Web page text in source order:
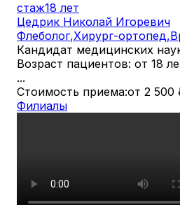
стаж18 лет
Цедрик Николай Игоревич
Флеболог,Хирург-ортопед,
Кандидат медицинских
Возраст пациентов: от 18
...
Стоимость приема:от 2 500
Филиалы